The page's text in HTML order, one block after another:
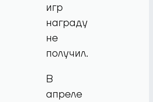
игр
награду
не
получил.
В
апреле